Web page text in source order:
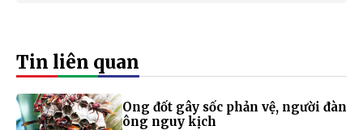
Tin liên quan
Ong đốt gây sốc phản vệ, người đàn
ông nguy kịch